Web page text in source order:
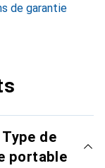
de garantie
de
portable